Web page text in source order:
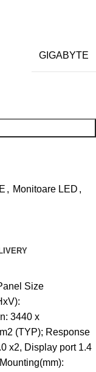
GIGABYTE
, Monitoare LED ,
Size
3440 x
(TYP); Response
x2, Display port 1.4